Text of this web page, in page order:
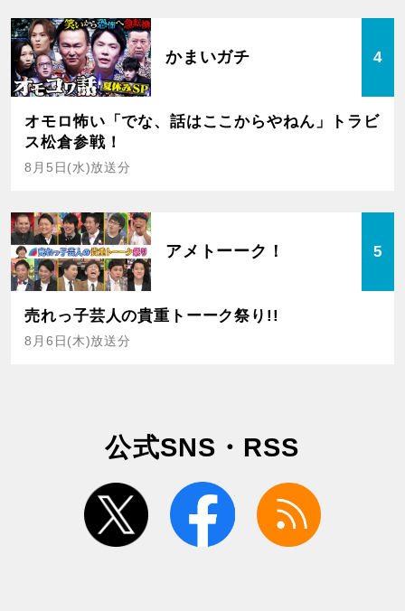
かまいガチ 4
オモロ怖い「でな、話はここからやねん」トラビ
ス松倉参戦！
8月5日(水)放送分
アメトーーク！ 5
売れっ子芸人の貴重トーーク祭り!!
8月6日(木)放送分
公式SNS・RSS
twitter facebook